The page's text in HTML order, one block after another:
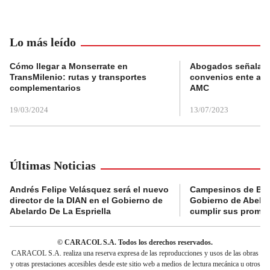
Lo más leído
Cómo llegar a Monserrate en
TransMilenio: rutas y transportes
complementarios
19/03/2024
Abogados
convenios ente
AMC
13/07/2023
Últimas Noticias
Andrés Felipe Velásquez será el nuevo
director de la DIAN en el Gobierno de
Abelardo De La Espriella
Campesinos de
Gobierno de
cumplir sus
© CARACOL S.A. Todos los derechos reservados.
CARACOL S.A. realiza una reserva expresa de las reproducciones y usos de las obras
y otras prestaciones accesibles desde este sitio web a medios de lectura mecánica u otros